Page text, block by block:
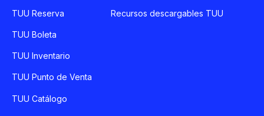
TUU Reserva
TUU Boleta
TUU Inventario
TUU Punto de Venta
TUU Catálogo
Recursos descargables TUU